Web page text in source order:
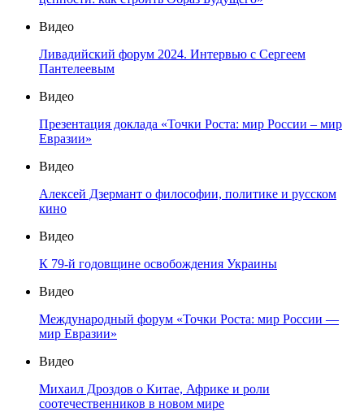
Видео
Ливадийский форум 2024. Интервью с Сергеем
Пантелеевым
Видео
Презентация доклада «Точки Роста: мир России – мир
Евразии»
Видео
Алексей Дзермант о философии, политике и русском
кино
Видео
К 79-й годовщине освобождения Украины
Видео
Международный форум «Точки Роста: мир России —
мир Евразии»
Видео
Михаил Дроздов о Китае, Африке и роли
соотечественников в новом мире